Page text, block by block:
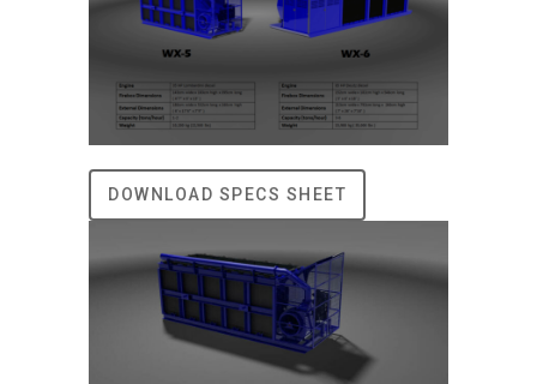
DOWNLOAD SPECS SHEET